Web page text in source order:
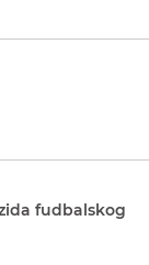
fudbalskog